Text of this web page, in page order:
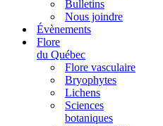
Bulletins
Nous joindre
Évènements
Flore
du Québec
Flore vasculaire
Bryophytes
Lichens
Sciences
botaniques